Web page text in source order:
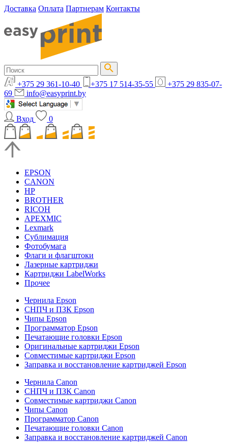
Доставка Оплата Партнерам Контакты
+375 29 361-10-40 +375 17 514-35-55
+375 29 835-07-
69
info@easyprint.by
Вход 0
EPSON
CANON
HP
BROTHER
RICOH
APEXMIC
Lexmark
Сублимация
Фотобумага
Флаги и флагштоки
Лазерные картриджи
Картриджи LabelWorks
Прочее
Чернила Epson
СНПЧ и ПЗК Epson
Чипы Epson
Программатор Epson
Печатающие головки Epson
Оригинальные картриджи Epson
Совместимые картриджи Epson
Заправка и восстановление картриджей Epson
Чернила Canon
СНПЧ и ПЗК Canon
Совместимые картриджи Canon
Чипы Canon
Программатор Canon
Печатающие головки Canon
Заправка и восстановление картриджей Canon